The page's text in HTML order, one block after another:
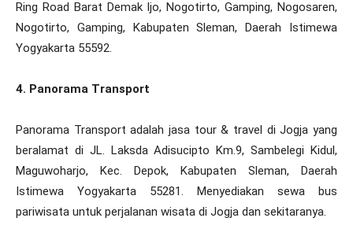
Ring Road Barat Demak Ijo, Nogotirto, Gamping, Nogosaren,
Nogotirto, Gamping, Kabupaten Sleman, Daerah Istimewa
Yogyakarta 55592.
4. Panorama Transport
Panorama Transport adalah jasa tour & travel di Jogja yang
beralamat di JL. Laksda Adisucipto Km.9, Sambelegi Kidul,
Maguwoharjo, Kec. Depok, Kabupaten Sleman, Daerah
Istimewa Yogyakarta 55281. Menyediakan sewa bus
pariwisata untuk perjalanan wisata di Jogja dan sekitaranya.